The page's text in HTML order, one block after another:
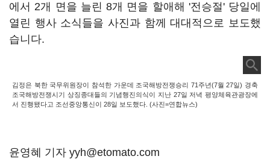
에서 2개 면을 늘린 8개 면을 할애해 '전승절' 당일에
열린 행사 소식들을 사진과 함께 대대적으로 보도했
습니다.
김정은 북한 국무위원장이 참석한 가운데 조국해방전쟁승리 71주년(7월 27일) 경축
조국해방전쟁시기 상징종대들의 기념행진의식이 지난 27일 저녁 평양체육관광장에
서 진행됐다고 조선중앙통신이 28일 보도했다. (사진=연합뉴스)
윤영혜 기자 yyh@etomato.com